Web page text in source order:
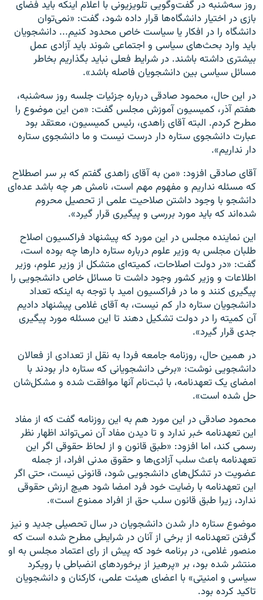
روز سه‌شنبه در گفت‌وگویی تلویزیونی با اعلام اینکه باید فضای
بازی در اختیار دانشگاه‌ها قرار داده شود، گفت: «نمی‌توان
دانشگاه را در افکار یا سیاست خاص محدود کنیم... دانشجویان
باید وارد بحث‌های سیاسی و اجتماعی شوند باید آزادی عمل
بیشتری داشته باشند. در شرایط فعلی نباید بگذاریم بخاطر
مسائل سیاسی بین دانشجویان فاصله باشد».
در این حال، محمود صادقی درباره جزئیات جلسه روز سه‌شنبه،
هفتم آذر، کمیسیون آموزش مجلس گفت: «من این موضوع را
مطرح کردم. البته آقای زاهدی، رئیس کمیسیون، معتقد بود
عبارت دانشجوی ستاره‌ دار درست نیست و ما دانشجوی ستاره‌
دار نداریم».
آقای صادقی افزود: «من به آقای زاهدی گفتم که بر سر اصطلاح
که مسئله نداریم و مفهوم مهم است، نامش هر چه باشد عده‌ای
دانشجو با وجود داشتن صلاحیت علمی از تحصیل محروم
شده‌اند که باید مورد بررسی و پیگیری قرار گیرد».
این نماینده مجلس در این مورد که پیشنهاد فراکسیون اصلاح
طلبان مجلس به وزیر علوم درباره ستاره‌ دارها چه بوده است،‌
گفت: «در دولت اصلاحات، کمیته‌ای متشکل از وزیر علوم، وزیر
اطلاعات و وزیر کشور وجود داشت تا مسائل خاص دانشجویی را
پیگیری کنند و ما در فراکسیون امید با توجه به اینکه تعداد
دانشجویان ستاره‌ دار کم نیست، به آقای غلامی پیشنهاد دادیم
آن کمیته را در دولت تشکیل دهند تا این مسئله مورد پیگیری
جدی قرار گیرد».
در همین حال،‌ روزنامه جامعه فردا به نقل از تعدادی از فعالان
دانشجویی نوشت: «برخی دانشجویانی که ستاره‌ دار بودند با
امضای یک تعهدنامه، با ثبت‌نام آنها موافقت شده و مشکل‌شان
حل شده است».
محمود صادقی در این مورد هم به این روزنامه گفت که از مفاد
این تعهدنامه خبر ندارد و تا دیدن مفاد آن نمی‌تواند اظهار نظر
رسمی کند، اما افزود: «طبق قانون و از لحاظ حقوقی اگر این
تعهدنامه باعث سلب آزادی‌ها و حقوق مدنی افراد، از جمله
عضویت در تشکل‌های دانشجویی شود، قانونی نیست، حتی اگر
این تعهدنامه با رضایت خود فرد امضا شود هیچ ارزش حقوقی
ندارد، زیرا طبق قانون سلب حق از افراد ممنوع است».
موضوع ستاره‌ دار شدن دانشجویان در سال تحصیلی جدید و نیز
گرفتن تعهدنامه از برخی از آنان در شرایطی مطرح شده است که
منصور غلامی، در برنامه خود که پیش از رای اعتماد مجلس به او
منتشر شده بود، بر «پرهیز از برخوردهای انضباطی با رویکرد
سیاسی و امنیتی» ‌با اعضای هیئت علمی، کارکنان و دانشجویان
تاکید کرده بود.